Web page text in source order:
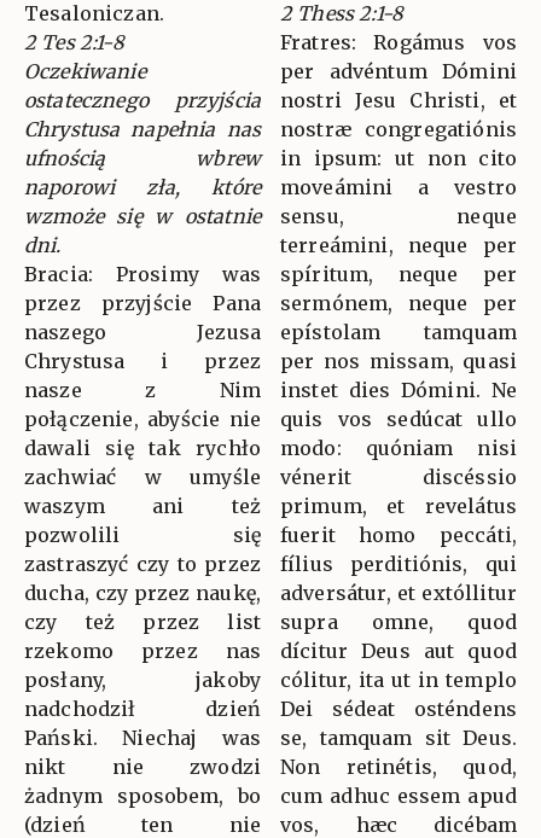
Tesaloniczan.
2 Tes 2:1-8
Oczekiwanie
ostatecznego przyjścia
Chrystusa napełnia nas
ufnością wbrew
naporowi zła, które
wzmoże się w ostatnie
dni.
Bracia: Prosimy was
przez przyjście Pana
naszego Jezusa
Chrystusa i przez
nasze z Nim
połączenie, abyście nie
dawali się tak rychło
zachwiać w umyśle
waszym ani też
pozwolili się
zastraszyć czy to przez
ducha, czy przez naukę,
czy też przez list
rzekomo przez nas
posłany, jakoby
nadchodził dzień
Pański. Niechaj was
nikt nie zwodzi
żadnym sposobem, bo
(dzień ten nie
2 Thess 2:1-8
Fratres: Rogámus vos
per advéntum Dómini
nostri Jesu Christi, et
nostræ congregatiónis
in ipsum: ut non cito
moveámini a vestro
sensu, neque
terreámini, neque per
spíritum, neque per
sermónem, neque per
epístolam tamquam
per nos missam, quasi
instet dies Dómini. Ne
quis vos sedúcat ullo
modo: quóniam nisi
vénerit discéssio
primum, et revelátus
fuerit homo peccáti,
fílius perditiónis, qui
adversátur, et extóllitur
supra omne, quod
dícitur Deus aut quod
cólitur, ita ut in templo
Dei sédeat osténdens
se, tamquam sit Deus.
Non retinétis, quod,
cum adhuc essem apud
vos, hæc dicébam